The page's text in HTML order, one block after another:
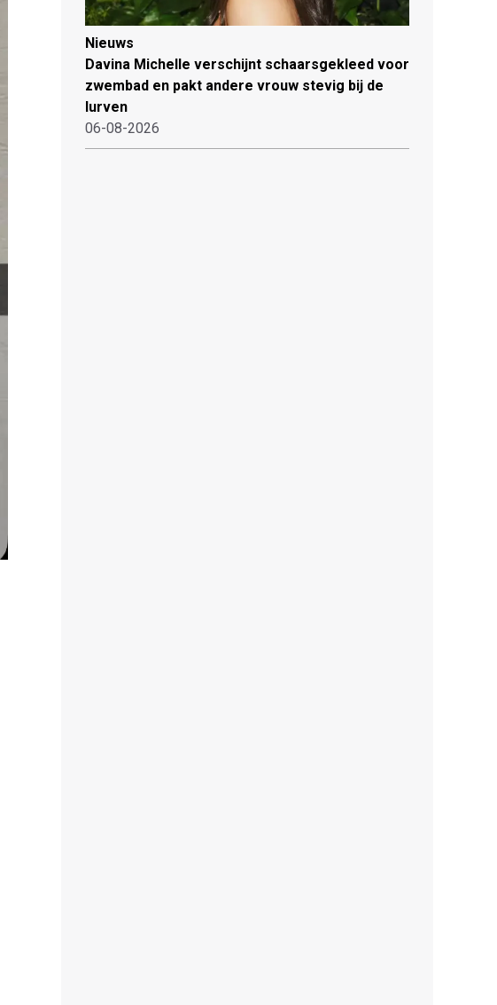
Nieuws
Davina Michelle verschijnt schaarsgekleed voor
zwembad en pakt andere vrouw stevig bij de
lurven
06-08-2026